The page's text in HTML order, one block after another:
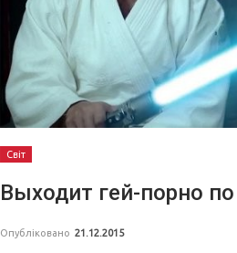
Світ
Выходит гей-порно
Опубліковано 21.12.2015